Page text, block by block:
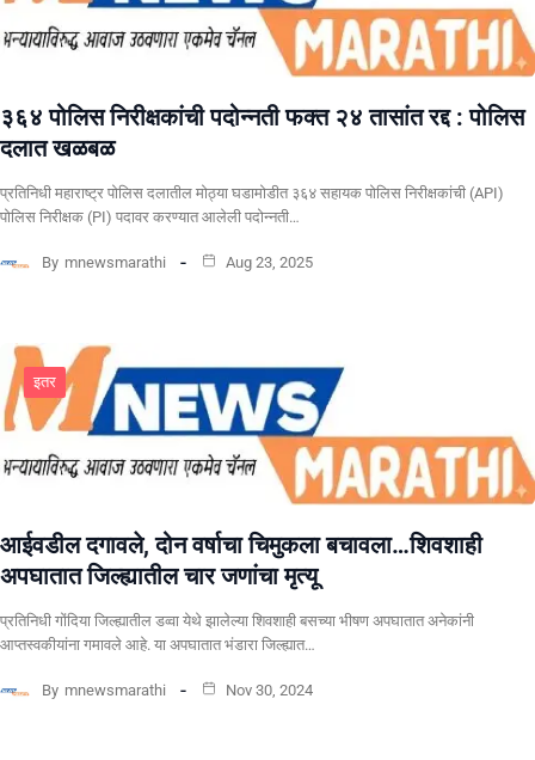
३६४ पोलिस निरीक्षकांची पदोन्नती फक्त २४ तासांत रद्द : पोलिस
दलात खळबळ
प्रतिनिधी महाराष्ट्र पोलिस दलातील मोठ्या घडामोडीत ३६४ सहायक पोलिस निरीक्षकांची (API)
पोलिस निरीक्षक (PI) पदावर करण्यात आलेली पदोन्नती…
By mnewsmarathi Aug 23, 2025
इतर
आईवडील दगावले, दोन वर्षाचा चिमुकला बचावला…शिवशाही
अपघातात जिल्ह्यातील चार जणांचा मृत्यू
प्रतिनिधी गोंदिया जिल्ह्यातील डव्वा येथे झालेल्या शिवशाही बसच्या भीषण अपघातात अनेकांनी
आप्तस्वकीयांना गमावले आहे. या अपघातात भंडारा जिल्ह्यात…
By mnewsmarathi Nov 30, 2024